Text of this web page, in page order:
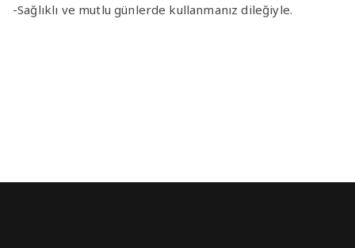
-Sağlıklı ve mutlu günlerde kullanmanız dileğiyle.